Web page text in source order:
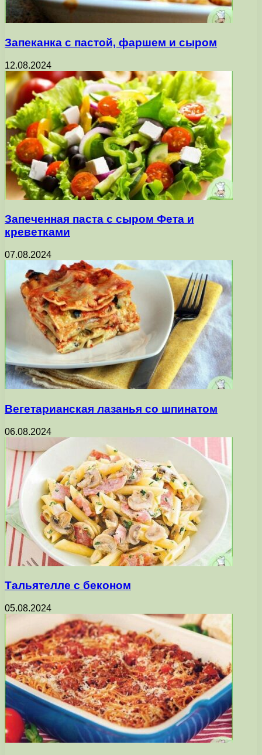
Запеканка с пастой, фаршем и сыром
12.08.2024
Запеченная паста с сыром Фета и
креветками
07.08.2024
Вегетарианская лазанья со шпинатом
06.08.2024
Тальятелле с беконом
05.08.2024